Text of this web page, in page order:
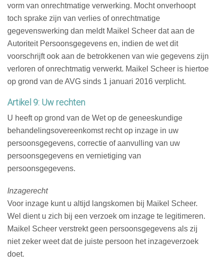
vorm van onrechtmatige verwerking. Mocht onverhoopt
toch sprake zijn van verlies of onrechtmatige
gegevenswerking dan meldt Maikel Scheer dat aan de
Autoriteit Persoonsgegevens en, indien de wet dit
voorschrijft ook aan de betrokkenen van wie gegevens zijn
verloren of onrechtmatig verwerkt. Maikel Scheer is hiertoe
op grond van de AVG sinds 1 januari 2016 verplicht.
Artikel 9: Uw rechten
U heeft op grond van de Wet op de geneeskundige
behandelingsovereenkomst recht op inzage in uw
persoonsgegevens, correctie of aanvulling van uw
persoonsgegevens en vernietiging van
persoonsgegevens.
Inzagerecht
Voor inzage kunt u altijd langskomen bij Maikel Scheer.
Wel dient u zich bij een verzoek om inzage te legitimeren.
Maikel Scheer verstrekt geen persoonsgegevens als zij
niet zeker weet dat de juiste persoon het inzageverzoek
doet.